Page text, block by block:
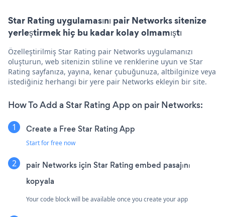
Star Rating uygulamasını pair Networks sitenize
yerleştirmek hiç bu kadar kolay olmamıştı
Özelleştirilmiş Star Rating pair Networks uygulamanızı
oluşturun, web sitenizin stiline ve renklerine uyun ve Star
Rating sayfanıza, yayına, kenar çubuğunuza, altbilginize veya
istediğiniz herhangi bir yere pair Networks ekleyin bir site.
How To Add a Star Rating App on pair Networks:
Create a Free Star Rating App
Start for free now
pair Networks için Star Rating embed pasajını
kopyala
Your code block will be available once you create your app